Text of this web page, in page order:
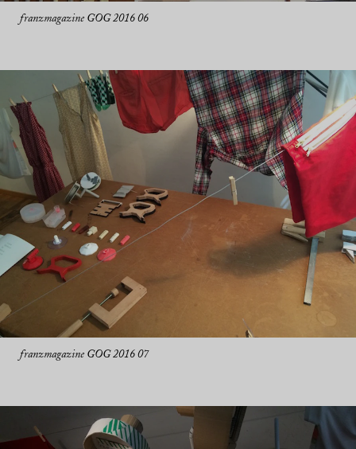
franzmagazine GOG 2016 06
franzmagazine GOG 2016 07